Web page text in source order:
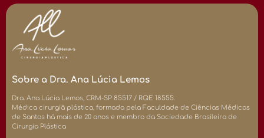
Sobre a Dra. Ana Lúcia Lemos
Dra. Ana Lúcia Lemos, CRM-SP 85517 / RQE 18555.
Médica cirurgiã plástica, formada pela Faculdade de Ciências Médicas
de Santos há mais de 20 anos e membro da Sociedade Brasileira de
Cirurgia Plástica